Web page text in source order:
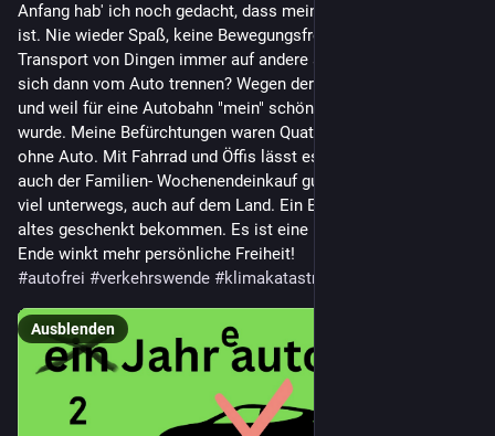
Anfang hab' ich noch gedacht, dass mein Leben jetzt zu Ende
ist. Nie wieder Spaß, keine Bewegungsfreiheit und für
Transport von Dingen immer auf andere angewiesen. Warum
sich dann vom Auto trennen? Wegen der Klimakatastrophe
und weil für eine Autobahn "mein" schöner Wald zerstört
wurde. Meine Befürchtungen waren Quatsch! Ich lebe befreiter
ohne Auto. Mit Fahrrad und Öffis lässt es sich gut leben und
auch der Familien- Wochenendeinkauf gut bewältigen.Ich bin
viel unterwegs, auch auf dem Land. Ein E-Bike hilft - hab ein
altes geschenkt bekommen. Es ist eine Umstellung, aber am
Ende winkt mehr persönliche Freiheit!
#autofrei #verkehrswende #klimakatastrophe
Ausblenden